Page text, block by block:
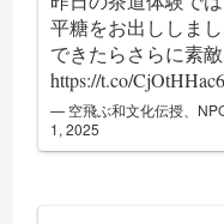
平糖をお出ししま
できたらさらに素
https://t.co/
— 空飛ぶ和文化伝授、
1, 2025